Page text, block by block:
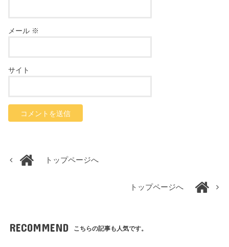
メール ※
サイト
トップページへ
トップページへ
RECOMMEND こちらの記事も人気です。